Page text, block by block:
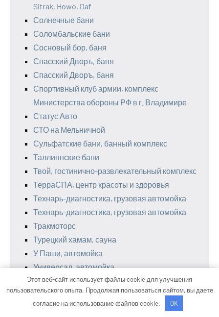
Sitrak, Howo, Daf
Солнечные бани
Соломбальские бани
Сосновый бор, баня
Спасский Дворъ, баня
Спасский Дворъ, баня
Спортивный клуб армии, комплекс
Министерства обороны РФ в г. Владимире
Статус Авто
СТО на Мельничной
Сульфатские бани, банный комплекс
Таллиннские бани
Твой, гостинично-развлекательный комплекс
ТерраСПА, центр красоты и здоровья
Технарь-диагностика, грузовая автомойка
Технарь-диагностика, грузовая автомойка
Тракмоторс
Турецкий хамам, сауна
У Паши, автомойка
Универсал, автомойка
Установочный центр газового оборудования
Феникс, автокомплекс
Феникс, сауна
Этот веб-сайт использует файлы cookie для улучшения
пользовательского опыта. Продолжая пользоваться сайтом, вы даете
согласие на использование файлов cookie.
OK